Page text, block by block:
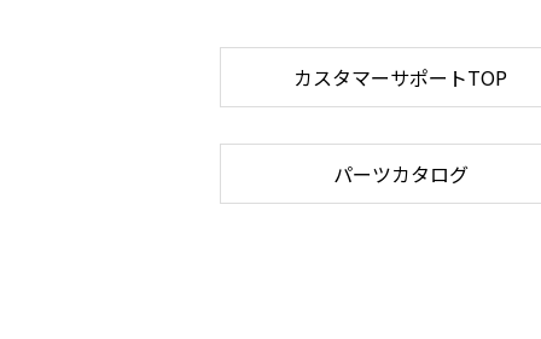
カスタマーサポートTOP
パーツカタログ